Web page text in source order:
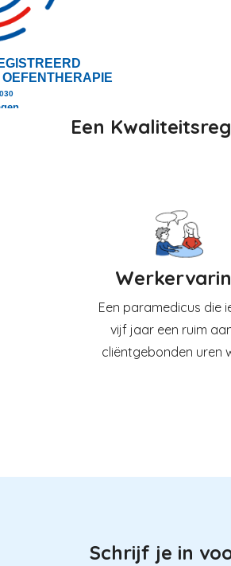
Een
Een paramedicus die
vijf jaar een ruim
cliëntgebonden uren
Schrijf je in